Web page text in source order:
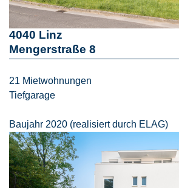
4040 Linz
Mengerstraße 8
21 Mietwohnungen
Tiefgarage
Baujahr 2020 (realisiert durch ELAG)